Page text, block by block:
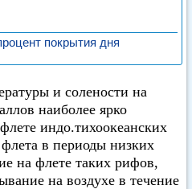
покрытия дня
и солености на
наиболее ярко
индо.тихоокеанских
в периоды низких
на флете таких рифов,
на воздухе в течение